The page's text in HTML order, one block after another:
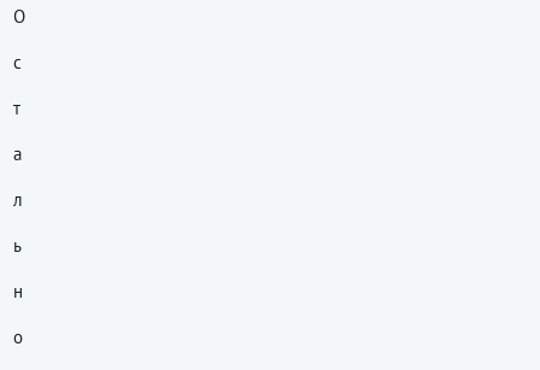
О
с
т
а
л
ь
н
о